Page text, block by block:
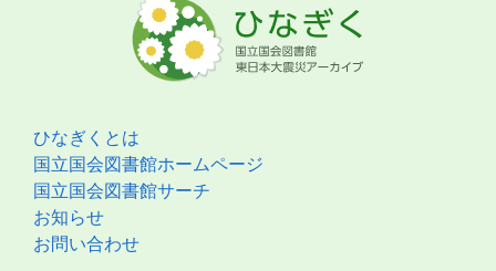
ひなぎくとは
国立国会図書館ホームページ
国立国会図書館サーチ
お知らせ
お問い合わせ